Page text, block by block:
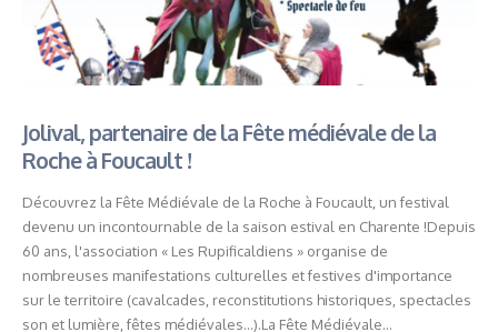
Jolival, partenaire de la Fête médiévale de la
Roche à Foucault !
Découvrez la Fête Médiévale de la Roche à Foucault, un festival
devenu un incontournable de la saison estival en Charente !Depuis
60 ans, l'association « Les Rupificaldiens » organise de
nombreuses manifestations culturelles et festives d'importance
sur le territoire (cavalcades, reconstitutions historiques, spectacles
son et lumière, fêtes médiévales...).La Fête Médiévale...